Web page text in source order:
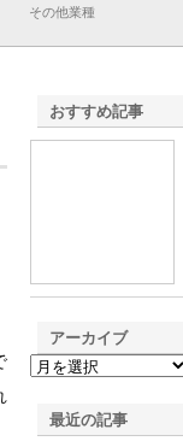
その他業種
おすすめ記事
アーカイブ
最近の記事